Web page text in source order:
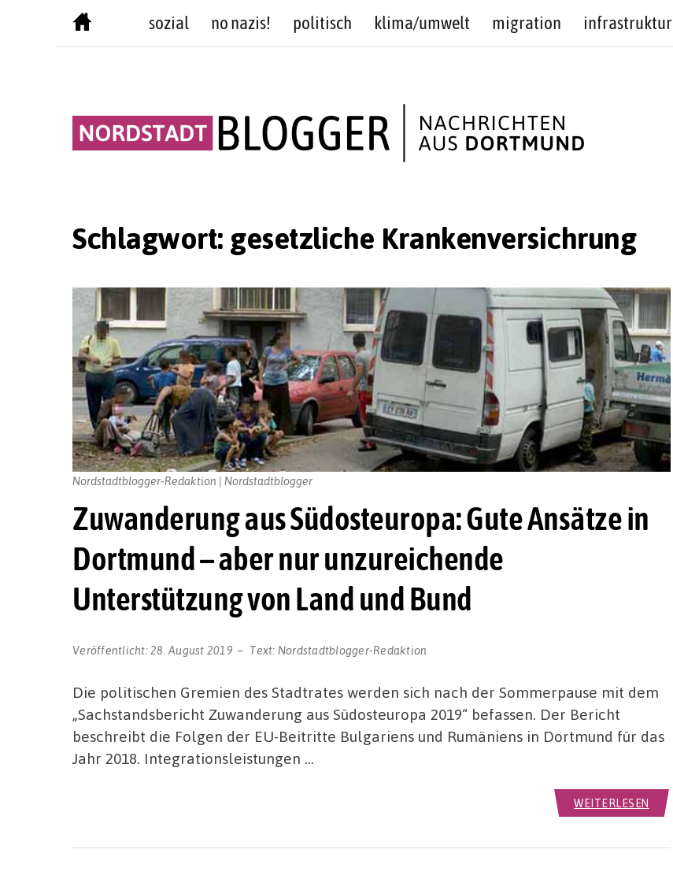
sozial no nazis! politisch klima/umwelt migration infrastruktur
Schlagwort: gesetzliche Krankenversichrung
Zuwanderung aus Südosteuropa: Gute Ansätze in
Dortmund – aber nur unzureichende
Unterstützung von Land und Bund
Veröffentlicht:28. August 2019 Text: Nordstadtblogger-Redaktion
Nordstadtblogger-Redaktion | Nordstadtblogger
Die politischen Gremien des Stadtrates werden sich nach der Sommerpause mit dem
„Sachstandsbericht Zuwanderung aus Südosteuropa 2019“ befassen. Der Bericht
beschreibt die Folgen der EU-Beitritte Bulgariens und Rumäniens in Dortmund für das
Jahr 2018. Integrationsleistungen …
WEITERLESEN